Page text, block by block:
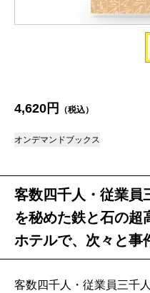
4,620円 （税込）
オンデマンドブックス
客数四千人・従業
を秘めた鉄と石の超
ホテルで、次々と
客数四千人・従業員三千